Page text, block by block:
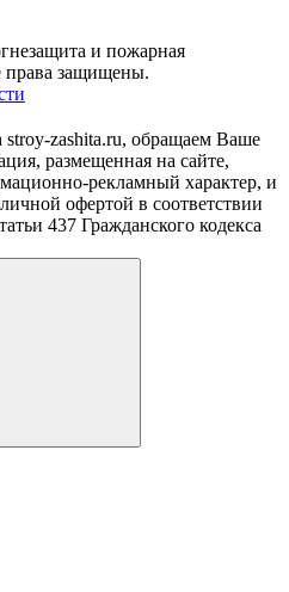
и пожарная
права защищены.
stroy-zashita.ru, обращаем Ваше
размещенная на сайте,
рекламный характер, и
офертой в соответствии
437 Гражданского кодекса